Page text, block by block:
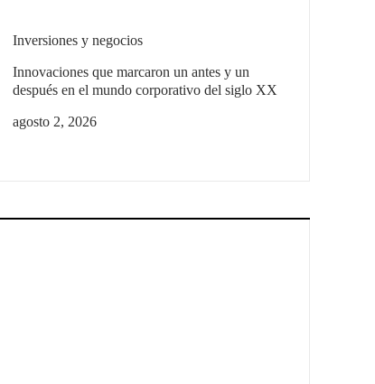
Inversiones y negocios
Innovaciones que marcaron un antes y un
después en el mundo corporativo del siglo XX
agosto 2, 2026